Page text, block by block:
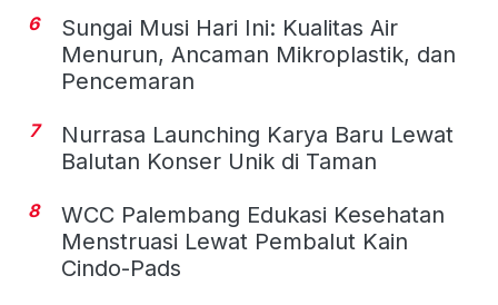
6
Sungai Musi Hari Ini: Kualitas Air
Menurun, Ancaman Mikroplastik, dan
Pencemaran
7
Nurrasa Launching Karya Baru Lewat
Balutan Konser Unik di Taman
8
WCC Palembang Edukasi Kesehatan
Menstruasi Lewat Pembalut Kain
Cindo-Pads